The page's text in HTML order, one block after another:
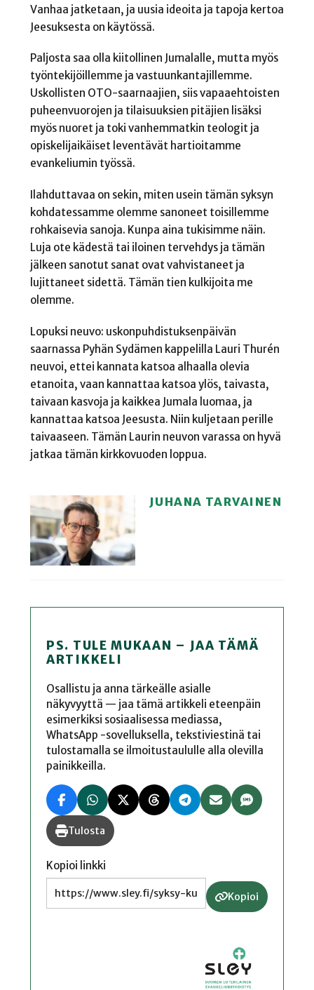
Vanhaa jatketaan, ja uusia ideoita ja tapoja kertoa
Jeesuksesta on käytössä.
Paljosta saa olla kiitollinen Jumalalle, mutta myös
työntekijöillemme ja vastuunkantajillemme.
Uskollisten OTO-saarnaajien, siis vapaaehtoisten
puheenvuorojen ja tilaisuuksien pitäjien lisäksi
myös nuoret ja toki vanhemmatkin teologit ja
opiskelijaikäiset leventävät hartioitamme
evankeliumin työssä.
Ilahduttavaa on sekin, miten usein tämän syksyn
kohdatessamme olemme sanoneet toisillemme
rohkaisevia sanoja. Kunpa aina tukisimme näin.
Luja ote kädestä tai iloinen tervehdys ja tämän
jälkeen sanotut sanat ovat vahvistaneet ja
lujittaneet sidettä. Tämän tien kulkijoita me
olemme.
Lopuksi neuvo: uskonpuhdistuksenpäivän
saarnassa Pyhän Sydämen kappelilla Lauri Thurén
neuvoi, ettei kannata katsoa alhaalla olevia
etanoita, vaan kannattaa katsoa ylös, taivasta,
taivaan kasvoja ja kaikkea Jumala luomaa, ja
kannattaa katsoa Jeesusta. Niin kuljetaan perille
taivaaseen. Tämän Laurin neuvon varassa on hyvä
jatkaa tämän kirkkovuoden loppua.
JUHANA TARVAINEN
PS. TULE MUKAAN – JAA TÄMÄ
ARTIKKELI
Osallistu ja anna tärkeälle asialle
näkyvyyttä — jaa tämä artikkeli eteenpäin
esimerkiksi sosiaalisessa mediassa,
WhatsApp -sovelluksella, tekstiviestinä tai
tulostamalla se ilmoitustaululle alla olevilla
painikkeilla.
Tulosta
Kopioi linkki
Kopioi